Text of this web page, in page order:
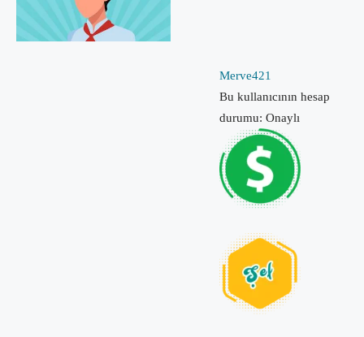
Merve421
Bu kullanıcının hesap
durumu: Onaylı